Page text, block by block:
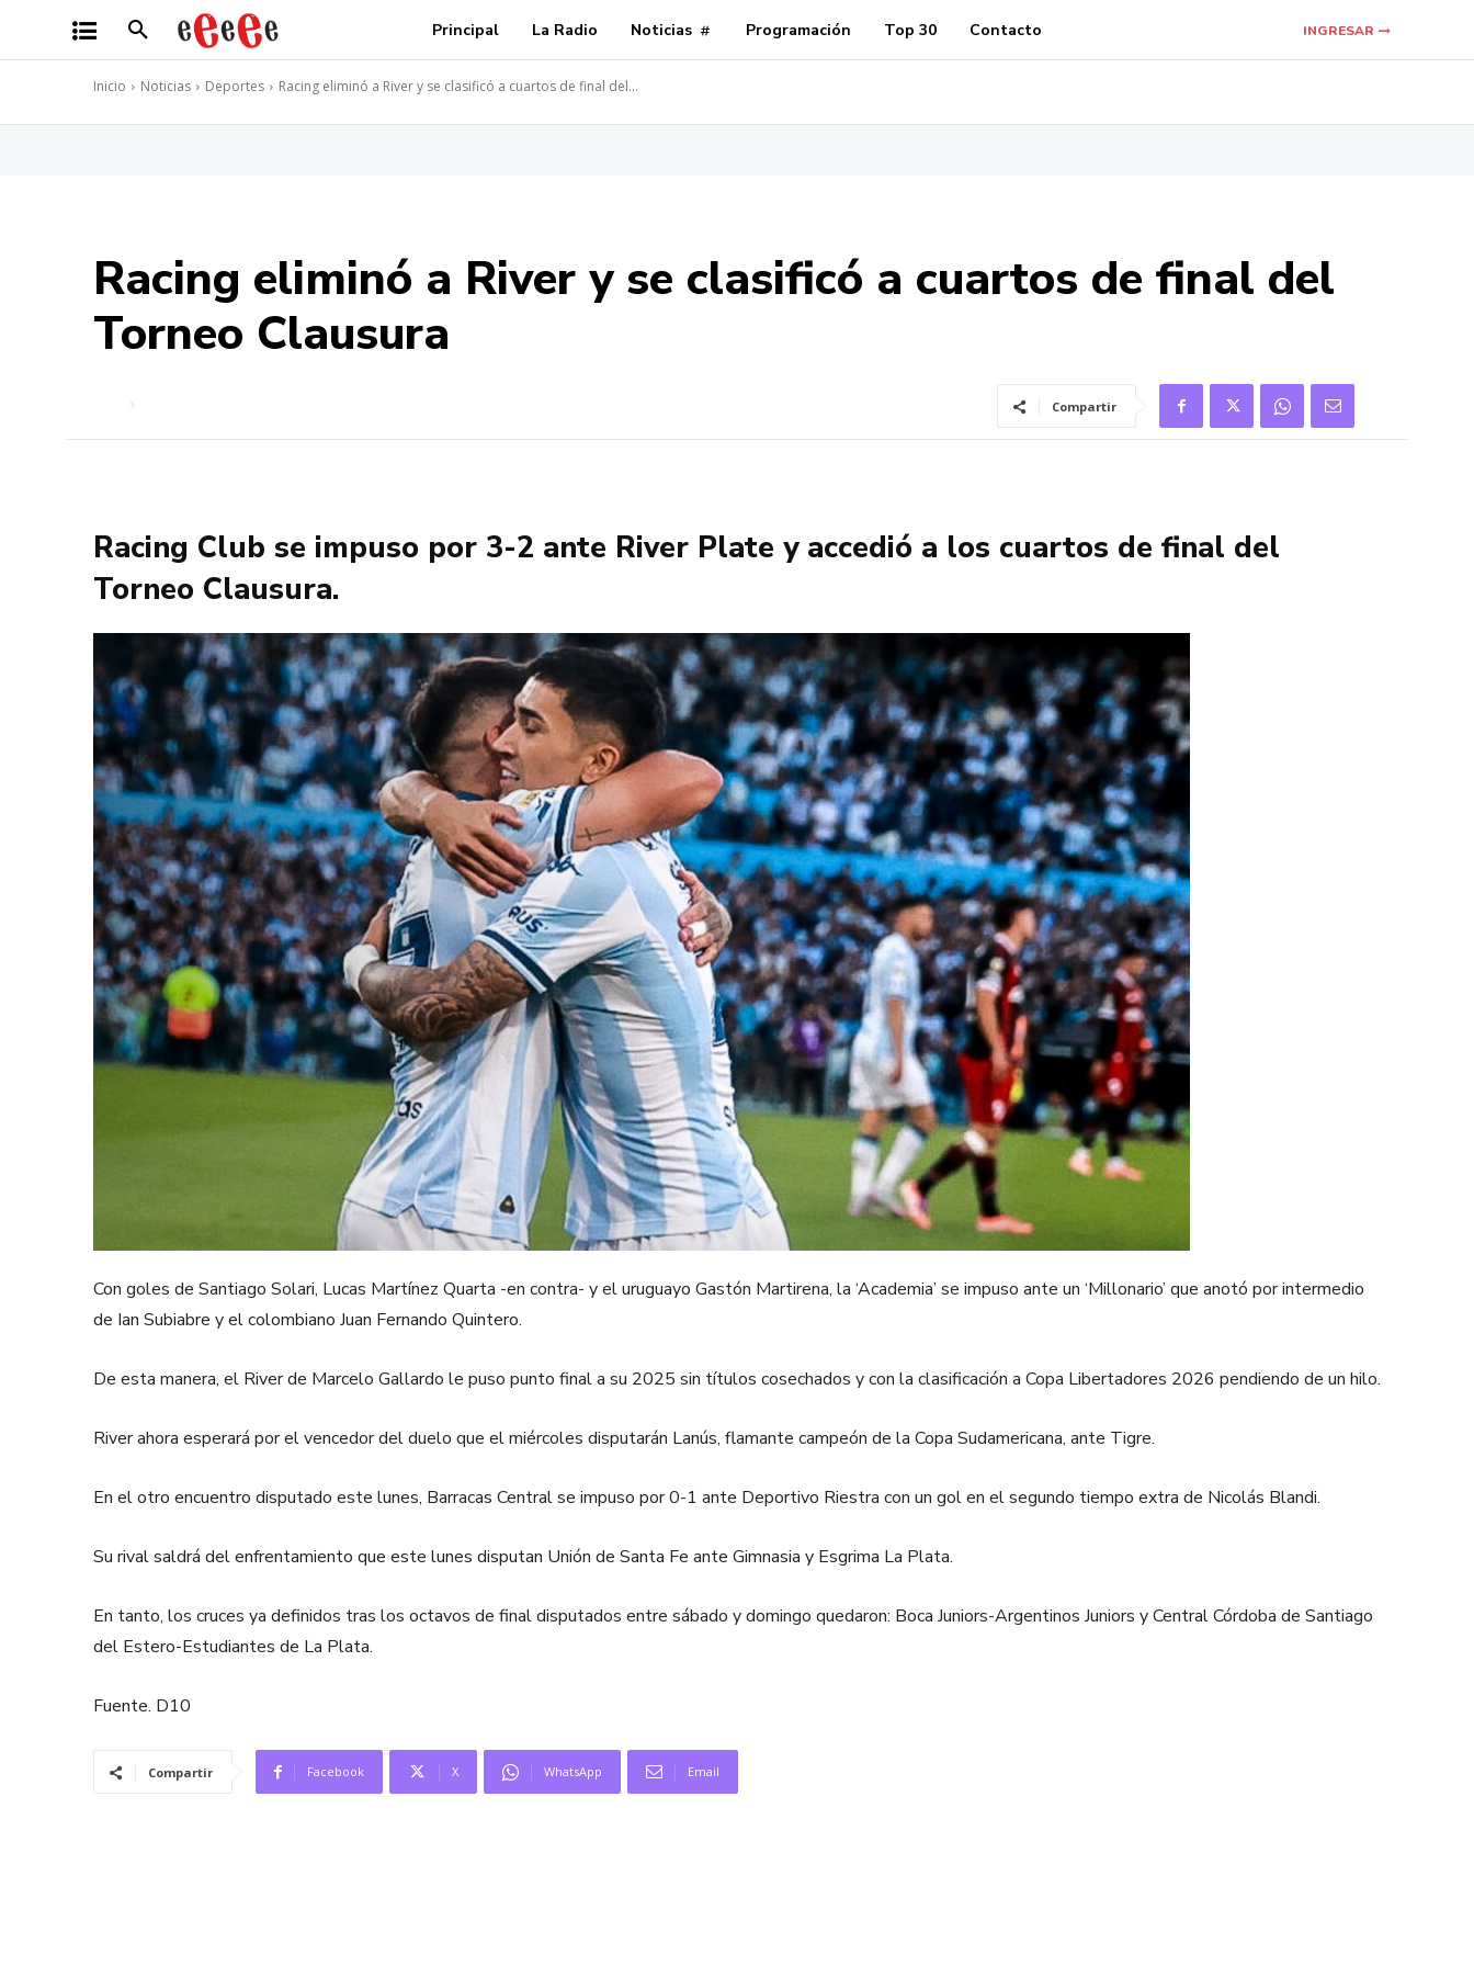
Principal La Radio Noticias Programación Top 30 Contacto INGRESAR
Inicio Noticias Deportes Racing eliminó a River y se clasificó a cuartos de final del...
Racing eliminó a River y se clasificó a cuartos de final del
Torneo Clausura
Compartir
Racing Club se impuso por 3-2 ante River Plate y accedió a los cuartos de final del
Torneo Clausura.
Con goles de Santiago Solari, Lucas Martínez Quarta -en contra- y el uruguayo Gastón Martirena, la ‘Academia’ se impuso ante un ‘Millonario’ que anotó por intermedio
de Ian Subiabre y el colombiano Juan Fernando Quintero.
De esta manera, el River de Marcelo Gallardo le puso punto final a su 2025 sin títulos cosechados y con la clasificación a Copa Libertadores 2026 pendiendo de un hilo.
River ahora esperará por el vencedor del duelo que el miércoles disputarán Lanús, flamante campeón de la Copa Sudamericana, ante Tigre.
En el otro encuentro disputado este lunes, Barracas Central se impuso por 0-1 ante Deportivo Riestra con un gol en el segundo tiempo extra de Nicolás Blandi.
Su rival saldrá del enfrentamiento que este lunes disputan Unión de Santa Fe ante Gimnasia y Esgrima La Plata.
En tanto, los cruces ya definidos tras los octavos de final disputados entre sábado y domingo quedaron: Boca Juniors-Argentinos Juniors y Central Córdoba de Santiago
del Estero-Estudiantes de La Plata.
Fuente. D10
Compartir Facebook X WhatsApp Email